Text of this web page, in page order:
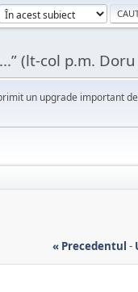
(lt-col p.m.
un upgrade important
« Precedentul -